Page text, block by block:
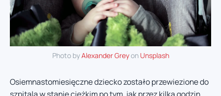
Photo byAlexander Greyon Unsplash
Osiemnastomiesięczne dziecko zostało przewiezione do